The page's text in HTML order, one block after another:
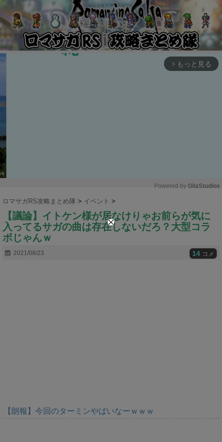
arrow_forward_ios もっと見る
u
t
Powered by GliaStudios
ロマサガRS攻略まとめ隊 > イベント >
【議論】イトケン様が居なけりゃお前らが気に
入ってるサガの曲は存在しないだろ？大型コラ
ボじゃんｗ
2021/08/23 14 コメ
【朗報】今回のターミンやばいなーｗｗｗ